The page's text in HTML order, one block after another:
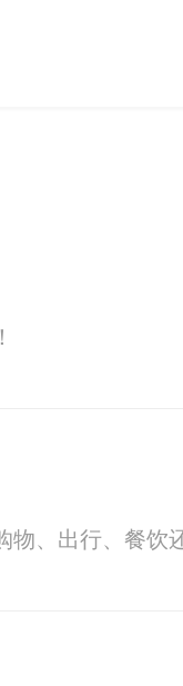
、出行、餐